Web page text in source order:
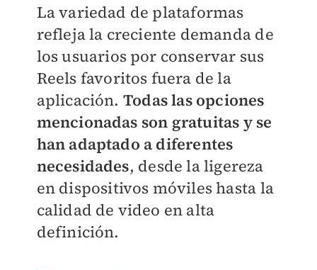
La variedad de plataformas
refleja la creciente demanda de
los usuarios por conservar sus
Reels favoritos fuera de la
aplicación. Todas las opciones
mencionadas son gratuitas y se
han adaptado a diferentes
necesidades, desde la ligereza
en dispositivos móviles hasta la
calidad de video en alta
definición.